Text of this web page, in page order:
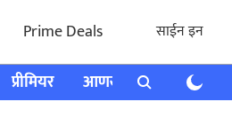
Prime Deals साईन इन
प्रीमियर आणखी राशी भविष्य